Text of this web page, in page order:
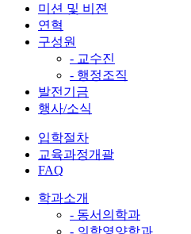
미션 및 비젼
연혁
구성원
- 교수진
- 행정조직
발전기금
행사/소식
입학절차
교육과정개괄
FAQ
학과소개
- 동서의학과
- 의학영양학과